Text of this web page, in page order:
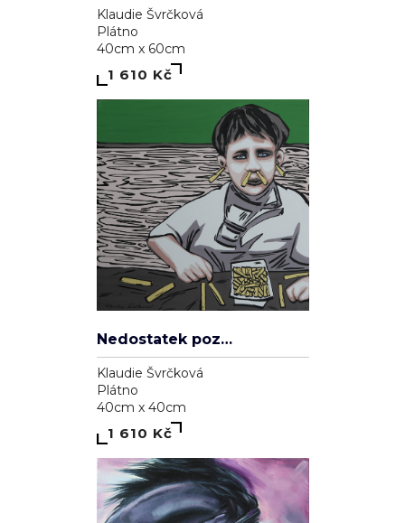
Klaudie Švrčková
Plátno
40cm x 60cm
1 610 Kč
Klaudie Švrčková
Plátno
40cm x 40cm
1 610 Kč